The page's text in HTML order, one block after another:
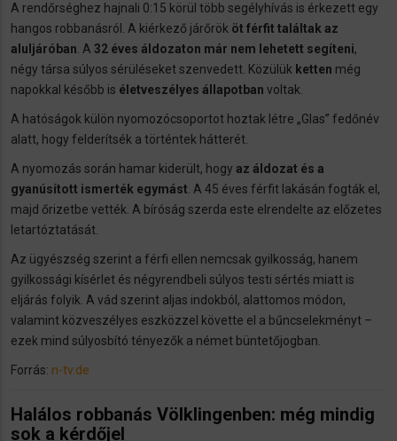
A rendőrséghez hajnali 0:15 körül több segélyhívás is érkezett egy
hangos robbanásról. A kiérkező járőrök öt férfit találtak az
aluljáróban. A 32 éves áldozaton már nem lehetett segíteni,
négy társa súlyos sérüléseket szenvedett. Közülük ketten még
napokkal később is életveszélyes állapotban voltak.
A hatóságok külön nyomozócsoportot hoztak létre „Glas” fedőnév
alatt, hogy felderítsék a történtek hátterét.
A nyomozás során hamar kiderült, hogy az áldozat és a
gyanúsított ismerték egymást. A 45 éves férfit lakásán fogták el,
majd őrizetbe vették. A bíróság szerda este elrendelte az előzetes
letartóztatását.
Az ügyészség szerint a férfi ellen nemcsak gyilkosság, hanem
gyilkossági kísérlet és négyrendbeli súlyos testi sértés miatt is
eljárás folyik. A vád szerint aljas indokból, alattomos módon,
valamint közveszélyes eszközzel követte el a bűncselekményt –
ezek mind súlyosbító tényezők a német büntetőjogban.
Forrás: n-tv.de
Halálos robbanás Völklingenben: még mindig
sok a kérdőjel